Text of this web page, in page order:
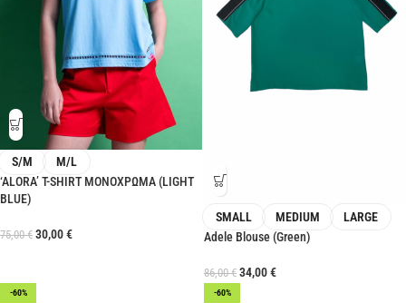
S/M
M/L
‘ALORA’ T-SHIRT ΜΟΝΟΧΡΩΜΑ (LIGHT
BLUE)
75,00€ 30,00€
SMALL MEDIUM
LARGE
Adele Blouse (Green)
86,00€ 34,00€
-60% -60%